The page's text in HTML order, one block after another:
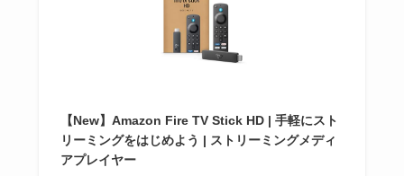
【New】Amazon Fire TV Stick HD | 手軽にスト
リーミングをはじめよう | ストリーミングメディ
アプレイヤー